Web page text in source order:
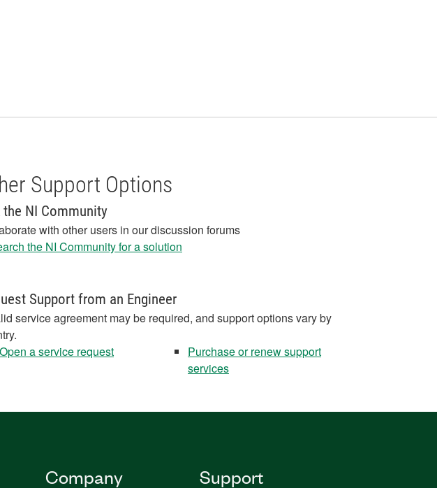
Support Options
the NI Community
with other users in our discussion forums
the NI Community for a solution
Support from an Engineer
service agreement may be required, and support options vary by
Open a service request
Purchase or renew support
services
Company Support